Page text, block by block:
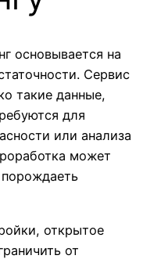
основывается на
Сервис
такие данные,
для
или анализа
может
открытое
от